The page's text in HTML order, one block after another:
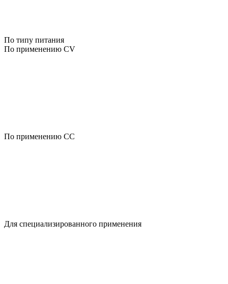
По типу питания
По применению CV
По применению CC
Для специализированного применения